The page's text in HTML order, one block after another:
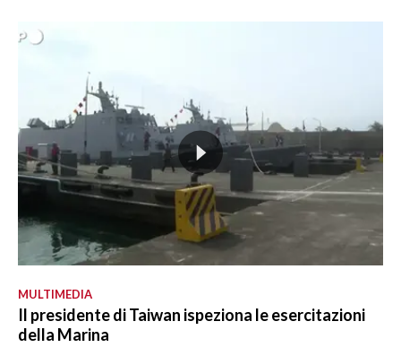
MULTIMEDIA
Il presidente di Taiwan ispeziona le esercitazioni
della Marina